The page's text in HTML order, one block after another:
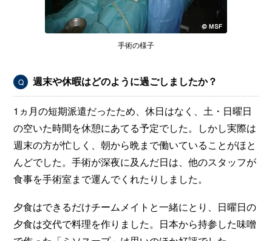
手術の様子
Q 週末や休暇はどのように過ごしましたか？
1ヵ月の短期派遣だったため、休日はなく、土・日曜日
の空いた時間を休憩にあてる予定でした。しかし実際は
週末の方が忙しく、朝から晩まで働いていることがほと
んどでした。手術が深夜に及んだ日は、他のスタッフが
食事を手術室まで運んでくれたりしました。
夕食はできるだけチームメイトと一緒にとり、日曜日の
夕食は交代で料理を作りました。日本から持参した味噌